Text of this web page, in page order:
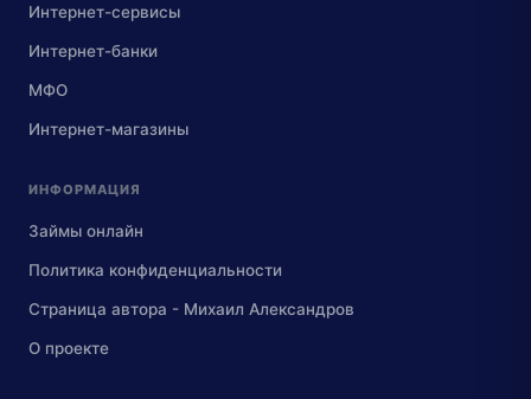
Интернет-сервисы
Интернет-банки
МФО
Интернет-магазины
ИНФОРМАЦИЯ
Займы онлайн
Политика конфиденциальности
Страница автора - Михаил Александров
О проекте